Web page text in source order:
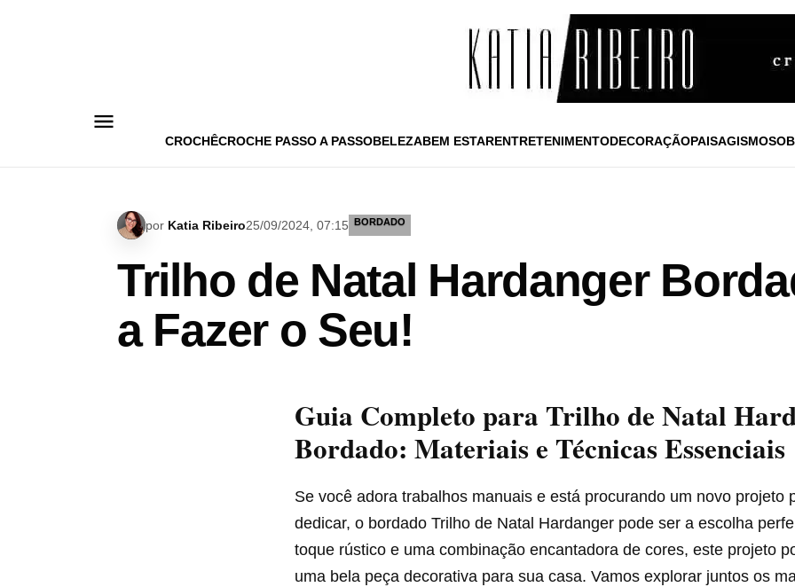
CROCHÊCROCHE PASSO A PASSOBELEZABEM ESTARENTRETENIMENTODECORAÇÃOPAISAGISMO
por Katia Ribeiro25/09/2024, 07:15 BORDADO
Trilho de Natal Hardanger
a Fazer o Seu!
Guia Completo para Trilho de Natal
Bordado: Materiais e Técnicas Essenciais
Se você adora trabalhos manuais e está procurando um novo projeto
dedicar, o bordado Trilho de Natal Hardanger pode ser a escolha
toque rústico e uma combinação encantadora de cores, este projeto
uma bela peça decorativa para sua casa. Vamos explorar juntos os